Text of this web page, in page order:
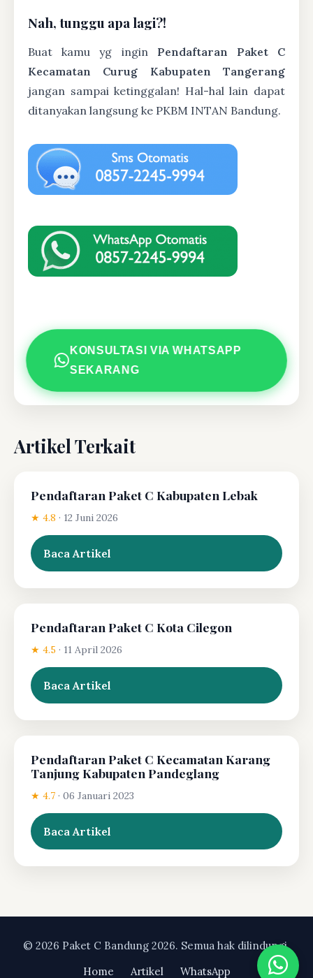
Nah, tunggu apa lagi?!
Buat kamu yg ingin Pendaftaran Paket C
Kecamatan Curug Kabupaten Tangerang
jangan sampai ketinggalan! Hal-hal lain dapat
ditanyakan langsung ke PKBM INTAN Bandung.
KONSULTASI VIA WHATSAPP
SEKARANG
Artikel Terkait
Pendaftaran Paket C Kabupaten Lebak
★ 4.8 · 12 Juni 2026
Baca Artikel
Pendaftaran Paket C Kota Cilegon
★ 4.5 · 11 April 2026
Baca Artikel
Pendaftaran Paket C Kecamatan Karang
Tanjung Kabupaten Pandeglang
★ 4.7 · 06 Januari 2023
Baca Artikel
© 2026 Paket C Bandung 2026. Semua hak dilindungi.
Home
Artikel WhatsApp